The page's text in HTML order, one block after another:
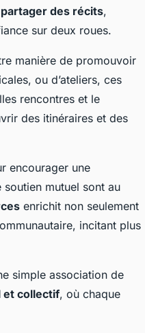
partager des récits,
sur deux roues.
manière de promouvoir
ou d’ateliers, ces
rencontres et le
des itinéraires et des
encourager une
mutuel sont au
enrichit non seulement
incitant plus
simple association de
et collectif, où chaque